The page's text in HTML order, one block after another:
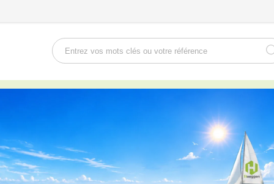
Rechercher